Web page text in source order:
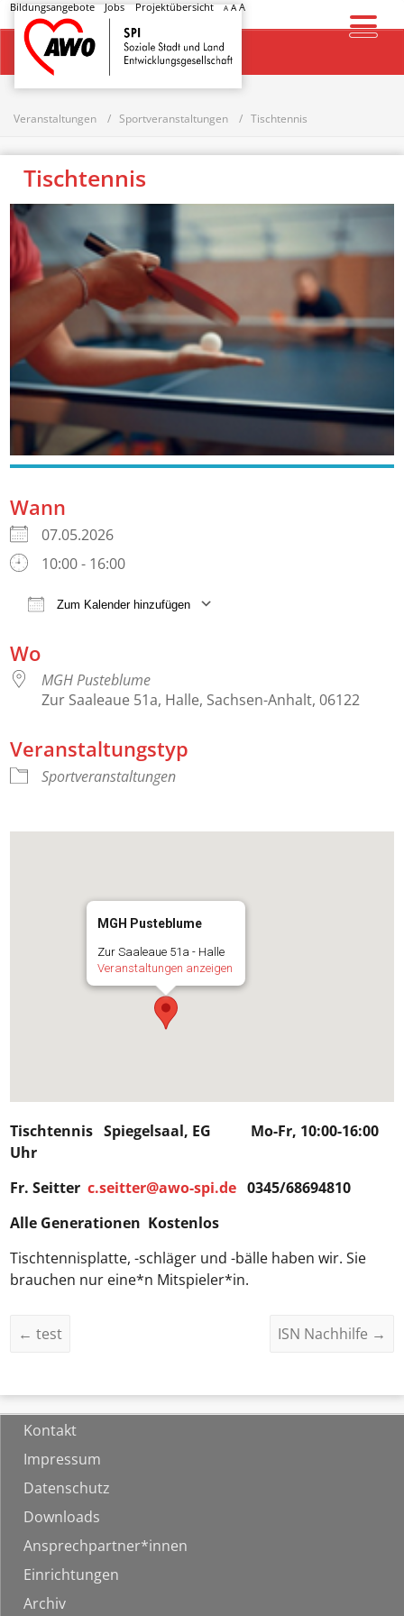
Bildungsangebote Jobs Projektübersicht A AA
Startseite
Veranstaltungen Sportveranstaltungen Tischtennis
Tischtennis
Wann
07.05.2026
10:00 - 16:00
Zum Kalender hinzufügen
Wo
MGH Pusteblume
Zur Saaleaue 51a, Halle, Sachsen-Anhalt, 06122
Veranstaltungstyp
Sportveranstaltungen
MGH Pusteblume
Zur Saaleaue 51a - Halle
Veranstaltungen anzeigen
Tischtennis Spiegelsaal, EG Mo-Fr, 10:00-16:00
Uhr
Fr. Seitterc.seitter@awo-spi.de 0345/68694810
Alle Generationen Kostenlos
Tischtennisplatte, -schläger und -bälle haben wir. Sie
brauchen nur eine*n Mitspieler*in.
← test ISN Nachhilfe →
Kontakt
Impressum
Datenschutz
Downloads
Ansprechpartner*innen
Einrichtungen
Archiv